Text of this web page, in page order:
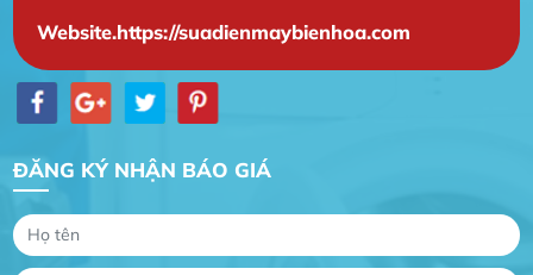
Website.https://suadienmaybienhoa.com
ĐĂNG KÝ NHẬN BÁO GIÁ
Gia Đình chúng tôi rất hài lòng dịch vụ tại